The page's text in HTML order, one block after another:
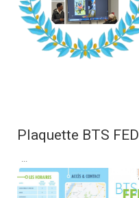
Plaquette BTS FED